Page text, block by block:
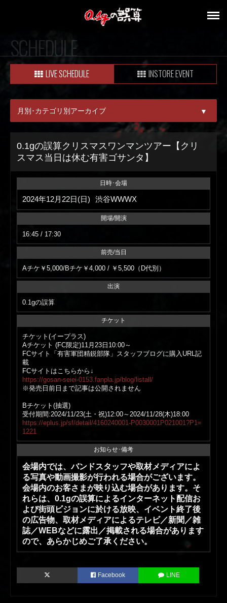
SCHEDULE
LIVE SCHEDULE INSTORE EVENT
月別･カテゴリ別アーカイブ ▼
ALL
08月
09月
0.1gの誤算クリスマスワンマンツアー【クリ
スマス当日は休む有害ゴサンタ】
日時･会場
2024年12月22日(日) 渋谷WWWX
開場/開演
16:45 / 17:30
前売/当日
Aチケ￥5,000/Bチケ￥4,000 / ￥5,500（D代別）
出演
0.1gの誤算
チケット
チケット(イープラス)
Aチケット (FC限定)11月23日10:00～
FCサイト「有害軍団精鋭部隊」スタッフブログに購入URL記
載
FCサイトはこちらから↓
https://gosan-seiei-0153.fanpla.jp/blog/listall/
※発売日前日まで記事は公開されません
Bチケット(抽選)
受付期間:2024/11/23(土・祝)12:00～2024/11/28(木)18:00
https://eplus.jp/sf/detail/4160240001-P0030001P021001?P1=
1221
お知らせ･備考
会場内では、バンドスタッフや取材メディアによ
る写真や動画撮影が行われる場合がございます。
会場内のお客さまが映り込む場合があります。そ
れらは、0.1gの誤算によるインターネット配信お
よび街頭ビジョンに於ける放映、イベント終了後
の広告物、取材メディアによるテレビ／新聞／雑
誌／WEBなどに露出／掲載される場合があります
ので、あらかじめご了承ください。
Facebook LINE